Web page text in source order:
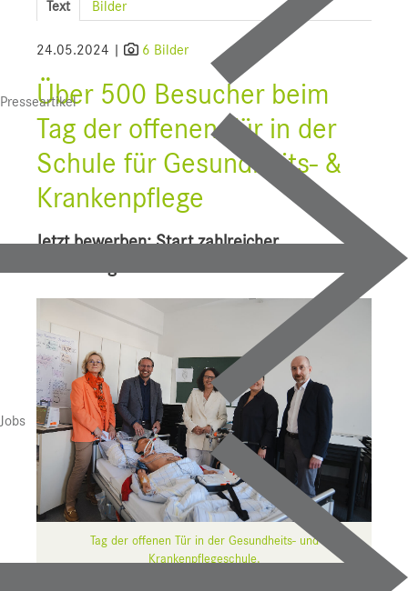
Presseartikel
Jobs
UI f. Sportmedizin
Presse
Downloads
Pressekontakt
Text Bilder
24.05.2024 | 6 Bilder
Über 500 Besucher beim
Tag der offenen Tür in der
Schule für Gesundheits- &
Krankenpflege
Jetzt bewerben: Start zahlreicher
Tag der offenen Tür in der Gesundheits- und
Krankenpflegeschule.